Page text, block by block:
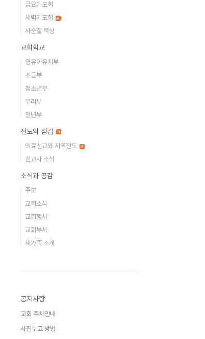
금요기도회
새벽기도회
사순절 묵상
교회학교
영유아유치부
초등부
청소년부
우리부
청년부
전도와 섬김
의료선교와 지역전도
선교사 소식
소식과 공감
주보
교회소식
교회행사
교회부서
새가족 소개
공지사항
교회 주차안내
사진투고 방법